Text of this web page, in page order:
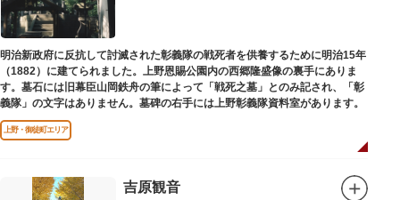
明治新政府に反抗して討滅された彰義隊の戦死者を供養するために明治15年
（1882）に建てられました。上野恩賜公園内の西郷隆盛像の裏手にありま
す。墓石には旧幕臣山岡鉄舟の筆によって「戦死之墓」とのみ記され、「彰
義隊」の文字はありません。墓碑の右手には上野彰義隊資料室があります。
上野・御徒町エリア
吉原観音